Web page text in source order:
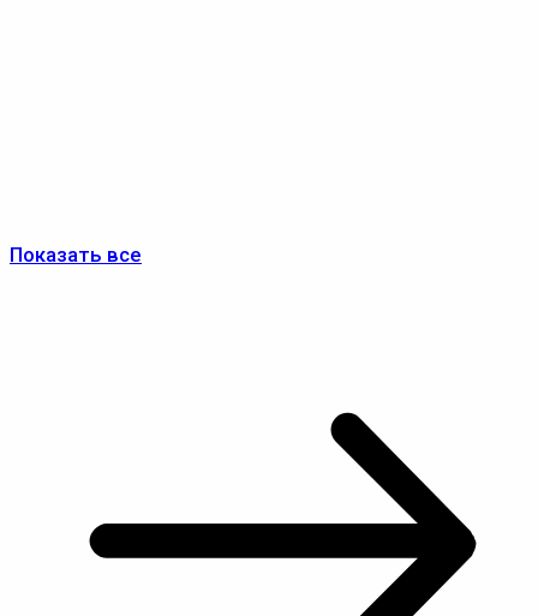
Показать все